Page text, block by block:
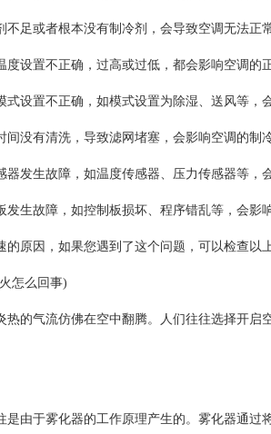
或者根本没有制冷剂，会导致空调无法正
置不正确，过高或过低，都会影响空调的
置不正确，如模式设置为除湿、送风等，
有清洗，导致滤网堵塞，会影响空调的制
生故障，如温度传感器、压力传感器等，
故障，如控制板损坏、程序错乱等，会影
因，如果您遇到了这个问题，可以检查以
怎么回事)
热的气流仿佛在空中翻腾。人们往往选择开
是由于雾化器的工作原理产生的。雾化器通